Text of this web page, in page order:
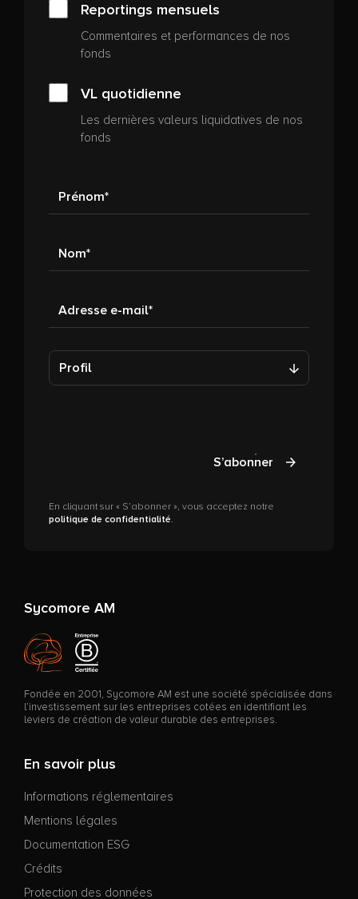
Reportings mensuels
Commentaires et performances de nos
fonds
VL quotidienne
Les dernières valeurs liquidatives de nos
fonds
Prénom
Profil
En cliquant sur « S’abonner », vous acceptez notre
politique de confidentialité.
S’abonner
Sycomore AM
Fondée en 2001, Sycomore AM est une société spécialisée dans
l’investissement sur les entreprises cotées en identifiant les
leviers de création de valeur durable des entreprises.
En savoir plus
Informations réglementaires
Mentions légales
Documentation ESG
Crédits
Protection des données